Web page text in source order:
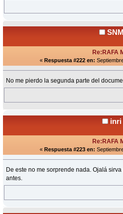
SNM
Re:RAFA
« Respuesta #222 en:
No me pierdo la segunda parte del
inri
Re:RAFA
« Respuesta #223 en:
De este no me sorprende nada. Ojalá
antes.